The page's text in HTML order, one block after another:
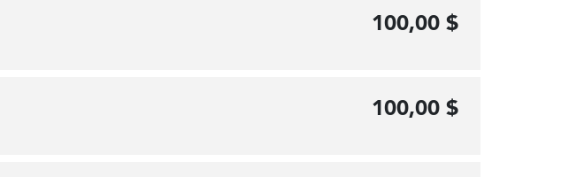
100,00 $
100,00 $